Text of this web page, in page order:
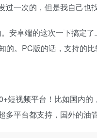
一次的，但是我自己也
安卓端的这次一下搞定
。PC版的话，支持的比
短视频平台！比如国内的
平台都支持，国外的油